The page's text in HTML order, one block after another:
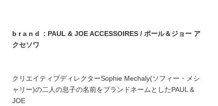
b r a n d : PAUL & JOE ACCESSOIRES / ポール＆ジョー ア
クセソワ
クリエイティブディレクターSophie Mechaly(ソフィー・メシ
ャリー)の二人の息子の名前をブランドネームとしたPAUL &
JOE